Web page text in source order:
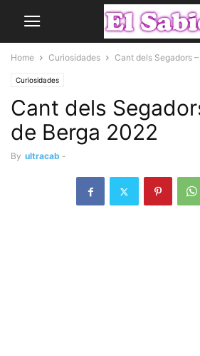
Home Curiosidades Cant dels Segadors
Curiosidades
Cant dels
de Berga 2022
By ultracab -